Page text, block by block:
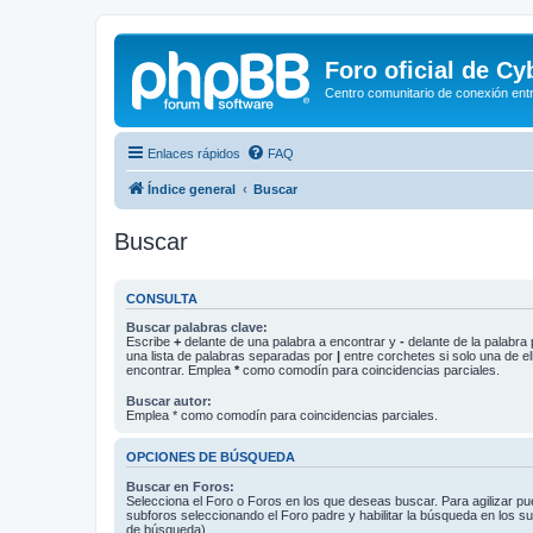
Foro oficial de
Centro comunitario de conexión
Enlaces rápidos FAQ
Índice general Buscar
Buscar
CONSULTA
Buscar palabras clave:
Escribe + delante de una palabra a encontrar y - delante de la palabra
una lista de palabras separadas por | entre corchetes si solo una de
encontrar. Emplea * como comodín para coincidencias parciales.
Buscar autor:
Emplea * como comodín para coincidencias parciales.
OPCIONES DE BÚSQUEDA
Buscar en Foros:
Selecciona el Foro o Foros en los que deseas buscar. Para agilizar
subforos seleccionando el Foro padre y habilitar la búsqueda en los
de búsqueda).